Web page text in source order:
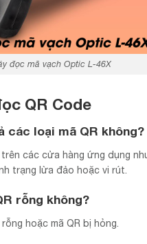
đọc mã vạch Optic L-46X
QR Code
loại mã QR không?
các cửa hàng ứng dụng
trạng lừa đảo hoặc vi rút.
rỗng không?
hoặc mã QR bị hỏng.